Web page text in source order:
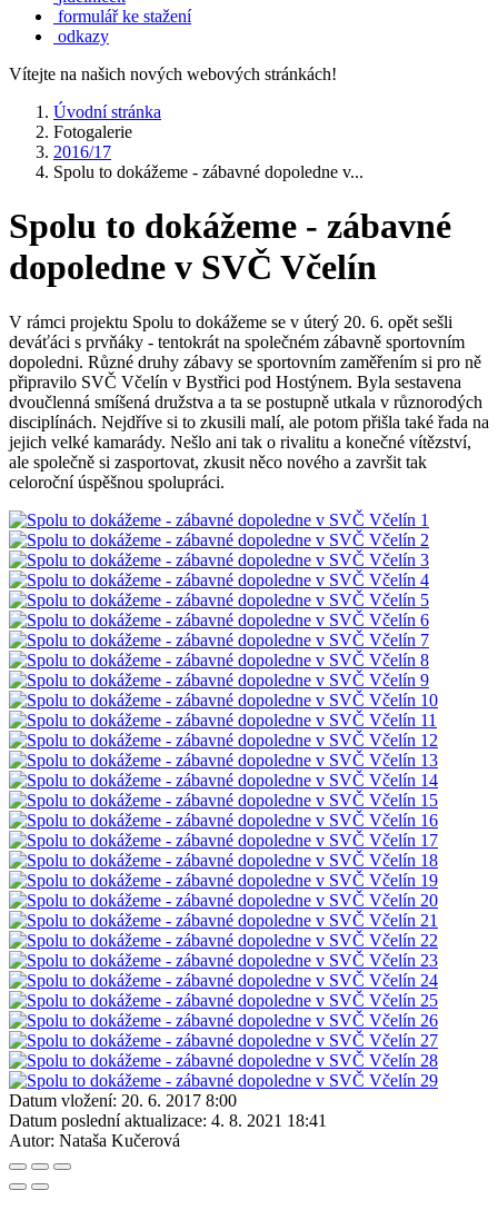
formulář ke stažení
odkazy
Vítejte na našich nových webových stránkách!
Úvodní stránka
Fotogalerie
2016/17
Spolu to dokážeme - zábavné dopoledne v...
Spolu to dokážeme - zábavné
dopoledne v SVČ Včelín
V rámci projektu Spolu to dokážeme se v úterý 20. 6. opět sešli
deváťáci s prvňáky - tentokrát na společném zábavně sportovním
dopoledni. Různé druhy zábavy se sportovním zaměřením si pro ně
připravilo SVČ Včelín v Bystřici pod Hostýnem. Byla sestavena
dvoučlenná smíšená družstva a ta se postupně utkala v různorodých
disciplínách. Nejdříve si to zkusili malí, ale potom přišla také řada na
jejich velké kamarády. Nešlo ani tak o rivalitu a konečné vítězství,
ale společně si zasportovat, zkusit něco nového a završit tak
celoroční úspěšnou spolupráci.
Datum vložení: 20. 6. 2017 8:00
Datum poslední aktualizace: 4. 8. 2021 18:41
Autor: Nataša Kučerová